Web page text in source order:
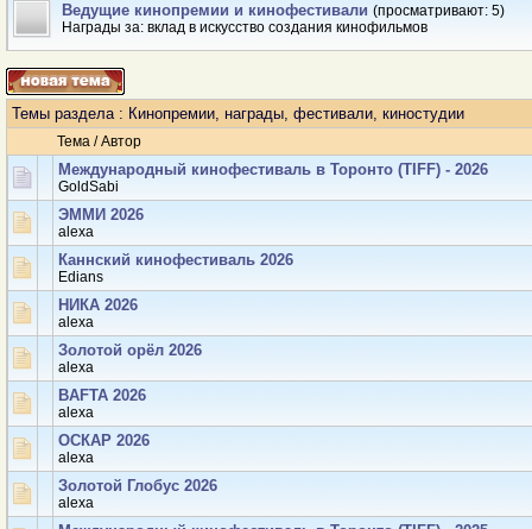
Ведущие кинопремии и кинофестивали (просматривают: 5)
Награды за: вклад в искусство создания кинофильмов
Темы раздела: Кинопремии, награды, фестивали, киностудии
Тема /Автор
Международный кинофестиваль в Торонто (TIFF) - 2026
GoldSabi
ЭММИ 2026
аlexa
Каннский кинофестиваль 2026
Edians
НИКА 2026
аlexa
Золотой орёл 2026
аlexa
BAFTA 2026
аlexa
ОСКАР 2026
аlexa
Золотой Глобус 2026
аlexa